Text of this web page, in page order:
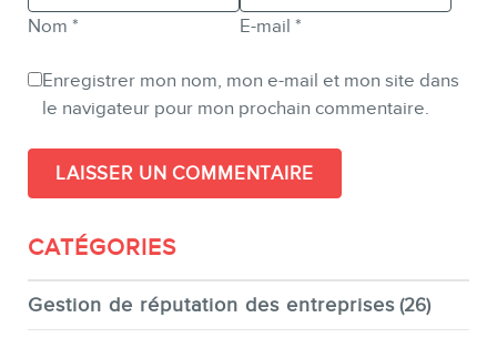
Nom * E-mail *
Enregistrer mon nom, mon e-mail et mon site dans
le navigateur pour mon prochain commentaire.
CATÉGORIES
Gestion de réputation des entreprises (26)